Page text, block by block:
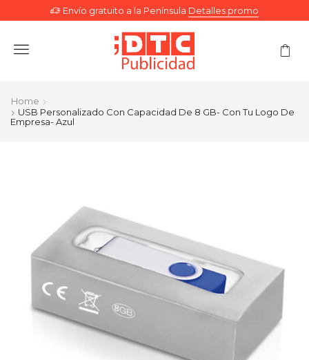
Envío gratuito a la Península Detalles promo
Menu
Home
USB Personalizado Con Capacidad De 8 GB- Con Tu Logo De
Empresa- Azul